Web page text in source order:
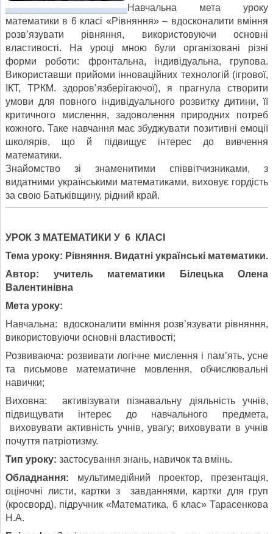
Навчальна мета уроку
математики в 6 класі «Рівняння» – вдосконалити вміння
розв’язувати рівняння, використовуючи основні
властивості. На уроці мною були організовані різні
форми роботи: фронтальна, індивідуальна, групова.
Використавши прийоми інноваційних технологій (ігрової,
ІКТ, ТРКМ. здоров’язберігаючої), я прагнула створити
умови для повного індивідуального розвитку дитини, її
критичного мислення, задоволення природних потреб
кожного. Таке навчання має збуджувати позитивні емоції
школярів, що й підвищує інтерес до вивчення
математики.
Знайомство зі знаменитими співвітчизниками, з
видатними українськими математиками, виховує гордість
за свою Батьківщину, рідний край.
УРОК З МАТЕМАТИКИ У 6 КЛАСІ
Тема уроку: Рівняння. Видатні українські математики.
Автор: учитель математики Білецька Олена
Валентинівна
Мета уроку:
Навчальна: вдосконалити вміння розв’язувати рівняння,
використовуючи основні властивості;
Розвиваюча: розвивати логічне мислення і пам’ять, усне
та письмове математичне мовлення, обчислювальні
навички;
Виховна: активізувати пізнавальну діяльність учнів,
підвищувати інтерес до навчального предмета,
виховувати активність учнів, увагу; виховувати в учнів
почуття патріотизму.
Тип уроку: застосування знань, навичок та вмінь.
Обладнання: мультимедійний проектор, презентація,
оціночні листи, картки з завданнями, картки для груп
(кросворд), підручник «Математика, 6 клас» Тарасенкова
Н.А.